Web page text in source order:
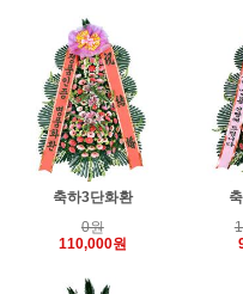
축하3단화환
0원
110,000원